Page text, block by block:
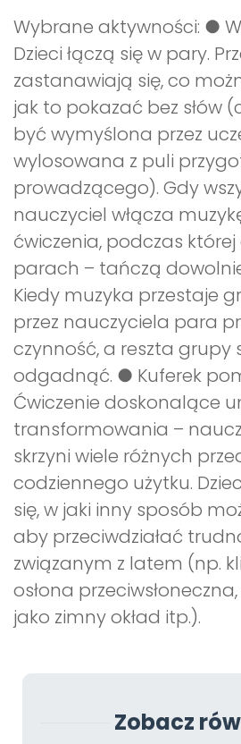
Wybrane aktywności: ●
Dzieci łączą się w pary.
zastanawiają się, co
jak to pokazać bez słów
być wymyślona przez
wylosowana z puli
prowadzącego). Gdy
nauczyciel włącza
ćwiczenia, podczas której
parach – tańczą
Kiedy muzyka przestaje
przez nauczyciela para
czynność, a reszta grupy
odgadnąć. ● Kuferek
Ćwiczenie doskonalące
transformowania –
skrzyni wiele różnych
codziennego użytku.
się, w jaki inny sposób
aby przeciwdziałać
związanym z latem (np.
osłona
jako zimny okład itp.).
Zobacz